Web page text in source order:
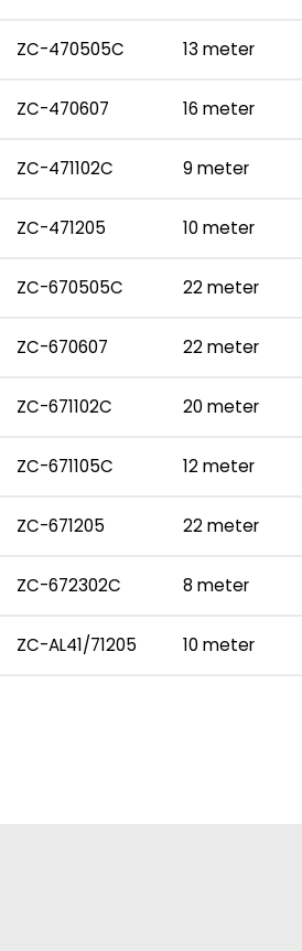
ZC-470505C 13 meter
ZC-470607 16 meter
ZC-471102C 9 meter
ZC-471205 10 meter
ZC-670505C 22 meter
ZC-670607 22 meter
ZC-671102C 20 meter
ZC-671105C 12 meter
ZC-671205 22 meter
ZC-672302C 8 meter
ZC-AL41/71205 10 meter